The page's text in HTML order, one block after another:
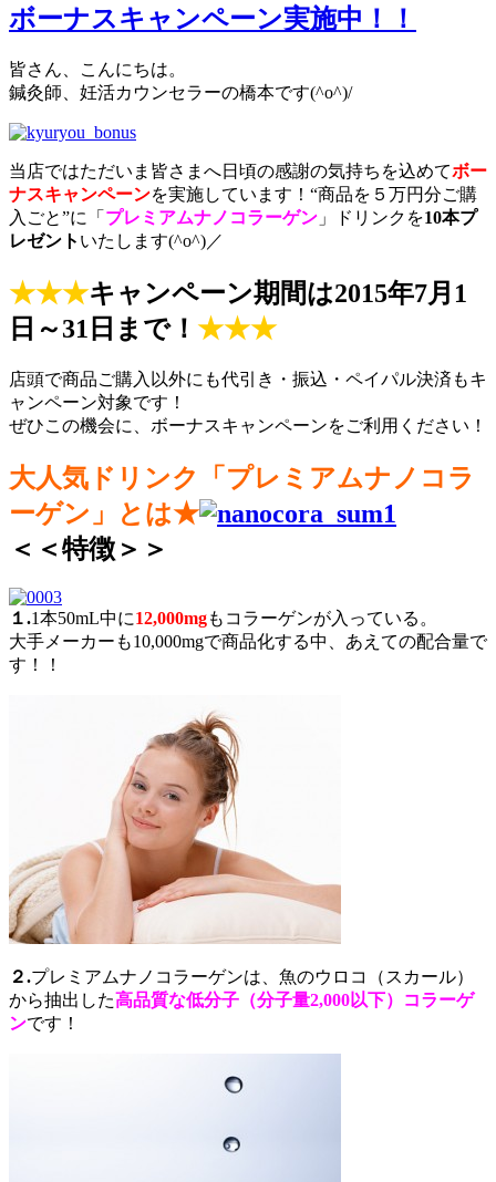
ボーナスキャンペーン実施中！！
皆さん、こんにちは。
鍼灸師、妊活カウンセラーの橋本です(^o^)/
当店ではただいま皆さまへ日頃の感謝の気持ちを込めてボー
ナスキャンペーンを実施しています！“商品を５万円分ご購
入ごと”に「 プレミアムナノコラーゲン 」ドリンクを10本プ
レゼント いたします(^o^)／
★★★キャンペーン期間は2015年7月1
日～31日まで！ ★★★
店頭で商品ご購入以外にも代引き・振込・ペイパル決済もキ
ャンペーン対象です！
ぜひこの機会に、ボーナスキャンペーンをご利用ください！
大人気ドリンク「プレミアムナノコラ
ーゲン」とは★
＜＜特徴＞＞
１.1本50mL中に12,000mgもコラーゲンが入っている。
大手メーカーも10,000mgで商品化する中、あえての配合量で
す！！
２.プレミアムナノコラーゲンは、魚のウロコ（スカール）
から抽出した高品質な低分子（分子量2,000以下）コラーゲ
ンです！